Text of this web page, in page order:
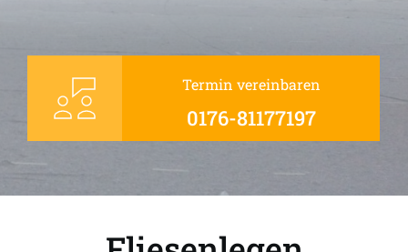
Termin vereinbaren
0176-81177197